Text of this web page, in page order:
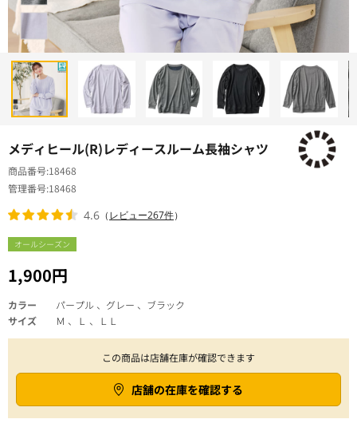
メディヒール(R)レディースルーム長袖シャツ
オールシーズン
1,900円
商品番号 18468
管理番号 18468
4.6 （レビュー267件）
カラー
パープル 、グレー 、ブラック
サイズ
Ｍ 、Ｌ 、ＬＬ
この商品は店舗在庫が確認できます
店舗の在庫を確認する